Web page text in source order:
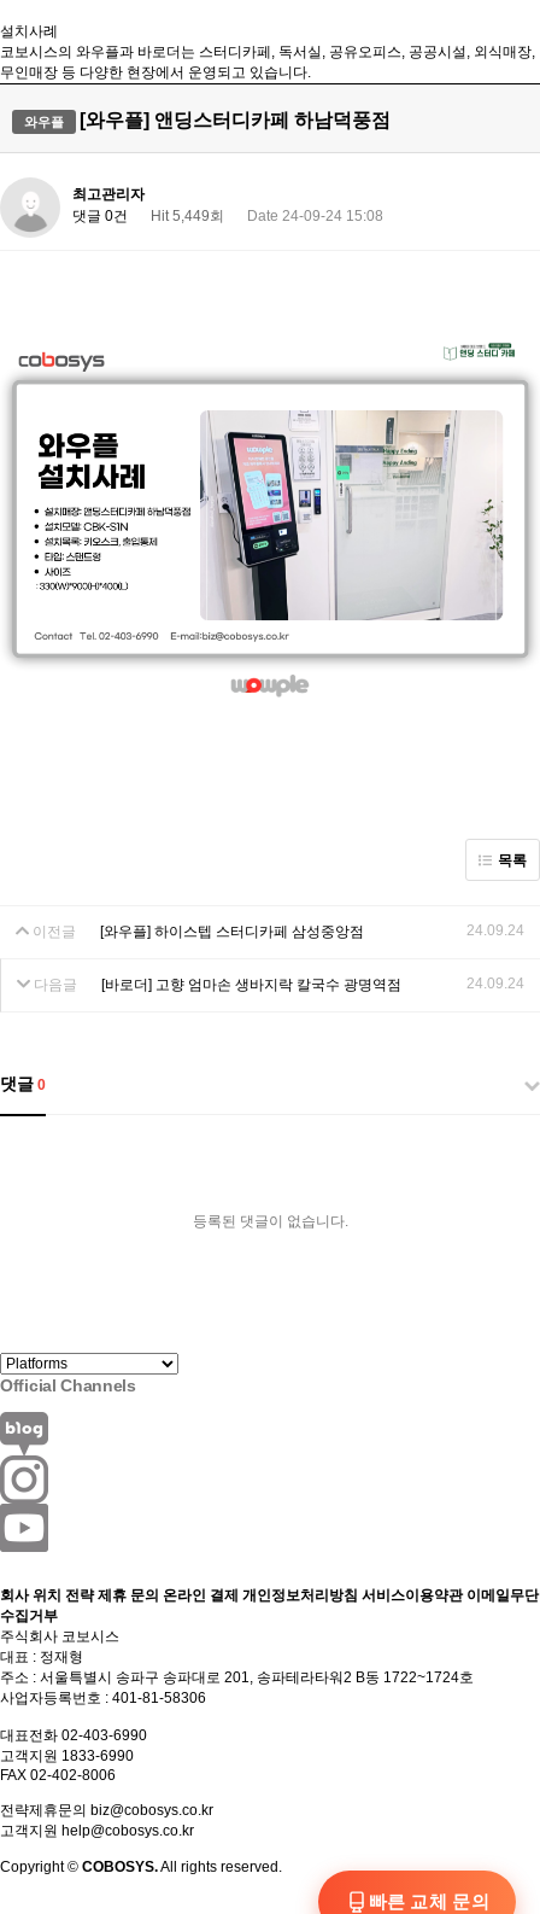
설치사례
코보시스의 와우플과 바로더는 스터디카페, 독서실, 공유오피스, 공공시설, 외식매장,
무인매장 등 다양한 현장에서 운영되고 있습니다.
와우플 [와우플] 앤딩스터디카페 하남덕풍점
최고관리자
댓글 0건
Hit 5,449회 Date 24-09-24 15:08
목록
이전글 [와우플] 하이스텝 스터디카페 삼성중앙점 24.09.24
다음글 [바로더] 고향 엄마손 생바지락 칼국수 광명역점 24.09.24
댓글 0
등록된 댓글이 없습니다.
Official Channels
회사 위치 전략 제휴 문의 온라인 결제 개인정보처리방침 서비스이용약관 이메일무단
수집거부
주식회사 코보시스
대표 : 정재형
주소 : 서울특별시 송파구 송파대로 201, 송파테라타워2 B동 1722~1724호
사업자등록번호 : 401-81-58306
대표전화 02-403-6990
고객지원 1833-6990
FAX 02-402-8006
전략제휴문의 biz@cobosys.co.kr
고객지원 help@cobosys.co.kr
Copyright © COBOSYS.All rights reserved.
빠른 교체 문의